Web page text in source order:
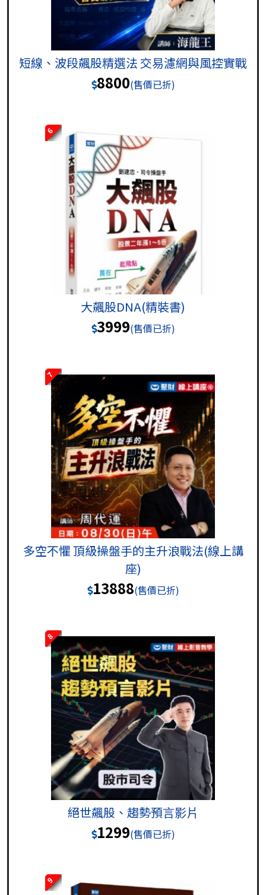
短線、波段飆股精選法 交易濾網與風控實戰
8800(售價已折)
6
大飆股DNA(精裝書)
3999(售價已折)
7
多空不懼 頂級操盤手的主升浪戰法(線上講
座)
13888(售價已折)
8
絕世飆股、趨勢預言影片
1299(售價已折)
9